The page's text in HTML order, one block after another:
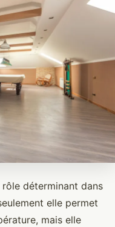
déterminant dans
elle permet
mais elle